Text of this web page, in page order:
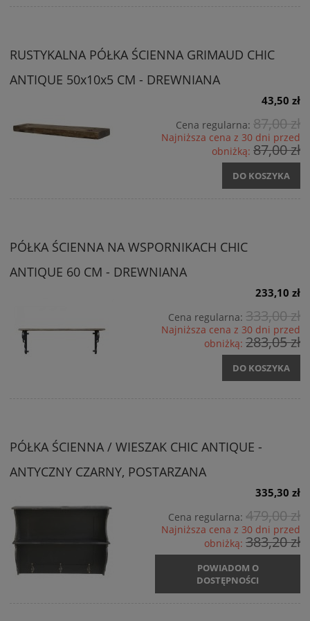
RUSTYKALNA PÓŁKA ŚCIENNA GRIMAUD CHIC
ANTIQUE 50x10x5 CM - DREWNIANA
43,50 zł
Cena regularna: 87,00 zł
Najniższa cena z 30 dni przed
obniżką: 87,00 zł
DO KOSZYKA
PÓŁKA ŚCIENNA NA WSPORNIKACH CHIC
ANTIQUE 60 CM - DREWNIANA
233,10 zł
Cena regularna: 333,00 zł
Najniższa cena z 30 dni przed
obniżką: 283,05 zł
DO KOSZYKA
PÓŁKA ŚCIENNA / WIESZAK CHIC ANTIQUE -
ANTYCZNY CZARNY, POSTARZANA
335,30 zł
Cena regularna: 479,00 zł
Najniższa cena z 30 dni przed
obniżką: 383,20 zł
POWIADOM O
DOSTĘPNOŚCI